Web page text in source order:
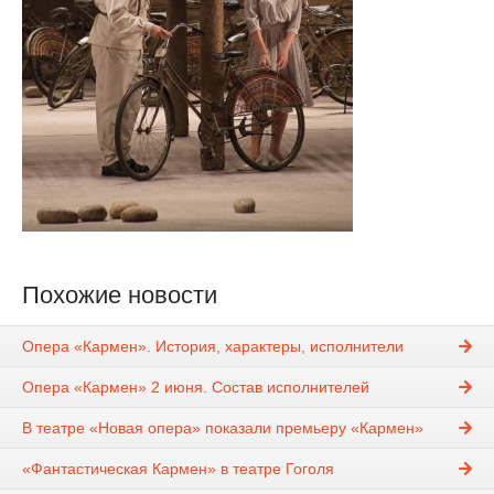
Похожие новости
Опера «Кармен». История, характеры, исполнители
Опера «Кармен» 2 июня. Состав исполнителей
В театре «Новая опера» показали премьеру «Кармен»
«Фантастическая Кармен» в театре Гоголя